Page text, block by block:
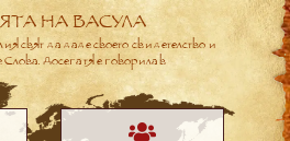
НА ВАСУЛА
свят да даде своето свидетелство и
Досега тя е говорила в